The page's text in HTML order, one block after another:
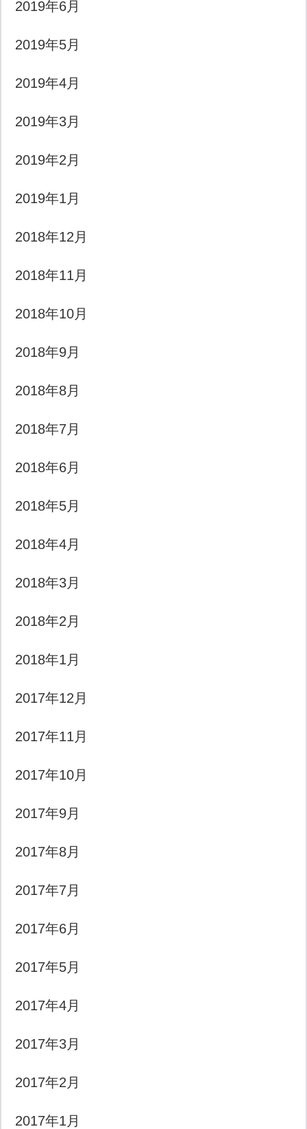
2019年6月
2019年5月
2019年4月
2019年3月
2019年2月
2019年1月
2018年12月
2018年11月
2018年10月
2018年9月
2018年8月
2018年7月
2018年6月
2018年5月
2018年4月
2018年3月
2018年2月
2018年1月
2017年12月
2017年11月
2017年10月
2017年9月
2017年8月
2017年7月
2017年6月
2017年5月
2017年4月
2017年3月
2017年2月
2017年1月